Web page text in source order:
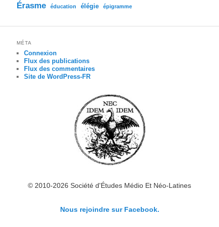
Érasme éducation élégie épigramme
MÉTA
Connexion
Flux des publications
Flux des commentaires
Site de WordPress-FR
© 2010-2026 Société d'Études Médio Et Néo-Latines
Nous rejoindre sur Facebook.